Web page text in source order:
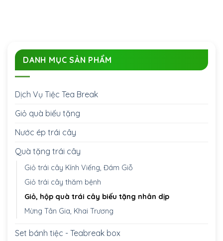
DANH MỤC SẢN PHẨM
Dịch Vụ Tiệc Tea Break
Giỏ quà biếu tặng
Nước ép trái cây
Quà tặng trái cây
Giỏ trái cây Kính Viếng, Đám Giỗ
Giỏ trái cây thăm bệnh
Giỏ, hộp quà trái cây biếu tặng nhân dịp
Mừng Tân Gia, Khai Trương
Set bánh tiệc - Teabreak box